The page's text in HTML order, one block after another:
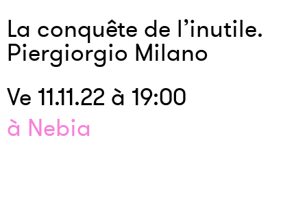
La conquête de l’inutile.
Piergiorgio Milano
Ve 11.11.22 à 19:00
à Nebia